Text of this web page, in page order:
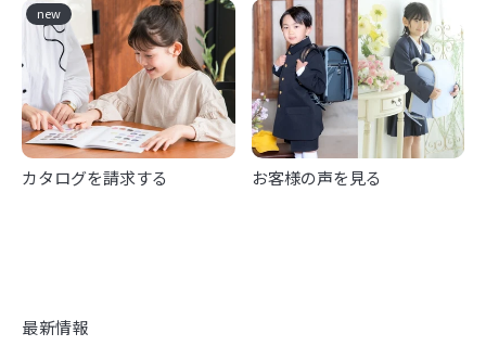
new
カタログを請求する お客様の声を見る
最新情報